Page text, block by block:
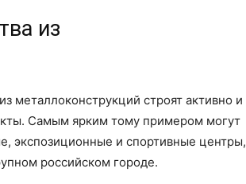
из
металлоконструкций строят активно и
Самым ярким тому примером могут
экспозиционные и спортивные центры,
российском городе.